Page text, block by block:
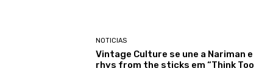
NOTICIAS
Vintage Culture se une a Nariman e
rhys from the sticks em “Think Too